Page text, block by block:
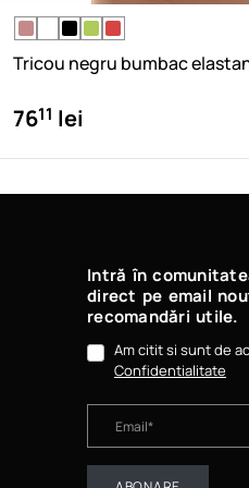
Tricou negru bumbac
7611 lei
Intră în
direct pe email
recomandări utile.
Am citit si sunt de
Confidentialitate